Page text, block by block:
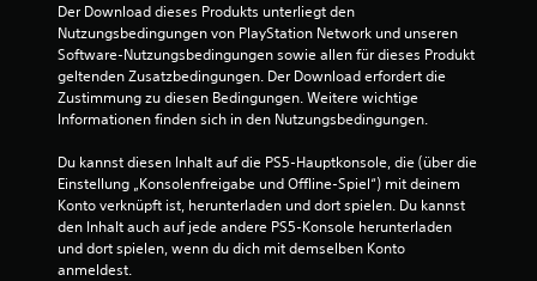
Der Download dieses Produkts unterliegt den
Nutzungsbedingungen von PlayStation Network und unseren
Software-Nutzungsbedingungen sowie allen für dieses Produkt
geltenden Zusatzbedingungen. Der Download erfordert die
Zustimmung zu diesen Bedingungen. Weitere wichtige
Informationen finden sich in den Nutzungsbedingungen.
Du kannst diesen Inhalt auf die PS5-Hauptkonsole, die (über die
Einstellung „Konsolenfreigabe und Offline-Spiel“) mit deinem
Konto verknüpft ist, herunterladen und dort spielen. Du kannst
den Inhalt auch auf jede andere PS5-Konsole herunterladen
und dort spielen, wenn du dich mit demselben Konto
anmeldest.